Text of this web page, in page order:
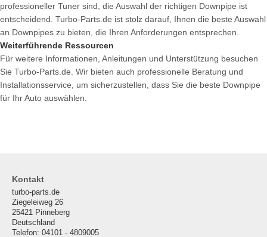
professioneller Tuner sind, die Auswahl der richtigen Downpipe ist
entscheidend. Turbo-Parts.de ist stolz darauf, Ihnen die beste Auswahl
an Downpipes zu bieten, die Ihren Anforderungen entsprechen.
Weiterführende Ressourcen
Für weitere Informationen, Anleitungen und Unterstützung besuchen
Sie Turbo-Parts.de. Wir bieten auch professionelle Beratung und
Installationsservice, um sicherzustellen, dass Sie die beste Downpipe
für Ihr Auto auswählen.
Kontakt
turbo-parts.de
Ziegeleiweg 26
25421 Pinneberg
Deutschland
Telefon: 04101 - 4809005